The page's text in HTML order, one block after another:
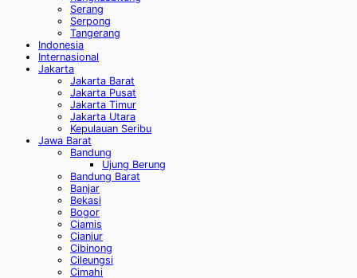
Serang
Serpong
Tangerang
Indonesia
Internasional
Jakarta
Jakarta Barat
Jakarta Pusat
Jakarta Timur
Jakarta Utara
Kepulauan Seribu
Jawa Barat
Bandung
Ujung Berung
Bandung Barat
Banjar
Bekasi
Bogor
Ciamis
Cianjur
Cibinong
Cileungsi
Cimahi